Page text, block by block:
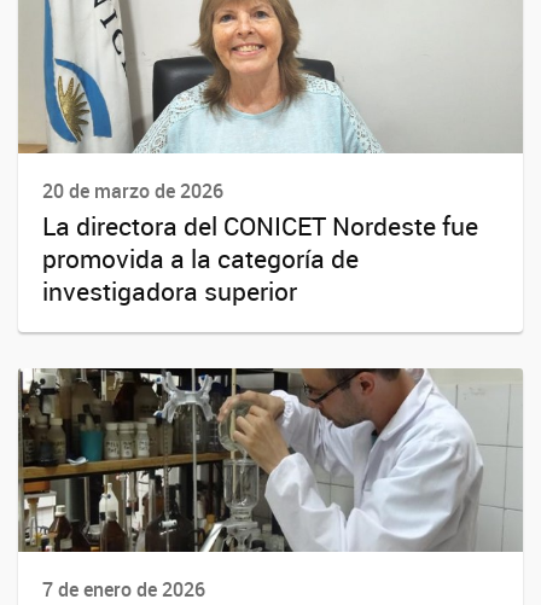
20 de marzo de 2026
La directora del CONICET Nordeste fue
promovida a la categoría de
investigadora superior
7 de enero de 2026